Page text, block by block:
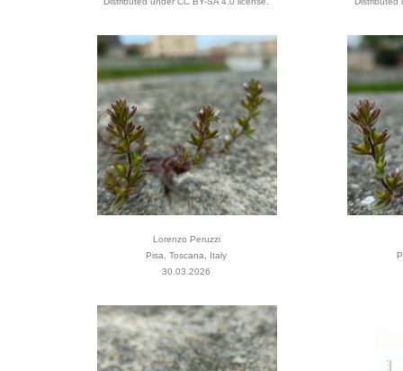
Lorenzo Peruzzi
Pisa, Toscana, Italy
30.03.2026